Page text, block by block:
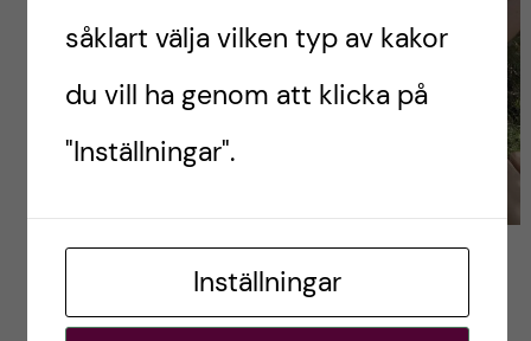
På cykeltur i Shark Valley, Everglades. Foto: Annmari
såklart välja vilken typ av kakor
du vill ha genom att klicka på
"Inställningar".
Inställningar